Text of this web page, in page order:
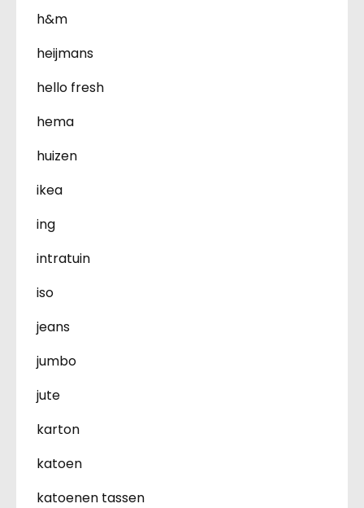
h&m
heijmans
hello fresh
hema
huizen
ikea
ing
intratuin
iso
jeans
jumbo
jute
karton
katoen
katoenen tassen